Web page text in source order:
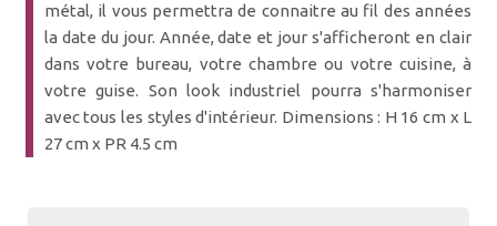
métal, il vous permettra de connaitre au fil des années
la date du jour. Année, date et jour s'afficheront en clair
dans votre bureau, votre chambre ou votre cuisine, à
votre guise. Son look industriel pourra s'harmoniser
avec tous les styles d'intérieur. Dimensions : H 16 cm x L
27 cm x PR 4.5 cm